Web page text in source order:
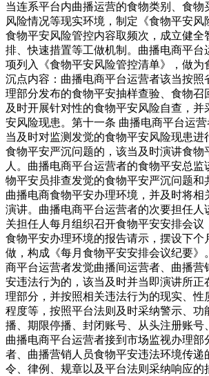
当连系平台内曲播运营的食物类别、食物
风险情况等现实环境，制定《食物平安风
食物平安风险管控内容取频次，成立健全
排、快速措置等工做机制。曲播电商平台
项列入《食物平安风险管控清单》，做为
沉点内容：曲播电商平台运营者该当按照
理部分发布的食物平安抽样查验、食物召
及时开展针对性的食物平安风险自查，并
安风险现患。第十一条 曲播电商平台运
当及时对监测发觉的食物平安风险现患进
食物平安严沉问题的，该当及时演讲食物
人。曲播电商平台运营者的食物平安总监
物平安员排查发觉的食物平安严沉问题和
曲播电商食物平安办理环境，并及时将相
演讲。曲播电商平台运营者的次要担任人
关担任人每月组织召开食物平安安排会议
食物平安办理环境的报告请示，摆设下个
做，构成《每月食物平安安排会议纪要》
商平台运营者发觉曲播间运营者、曲播营
安违法行为的，该当及时并当即演讲所正
理部分，并按照相关违法行为的现实、性
程度等，按照平台法则及时采纳警示、功
播、期限停播、封闭账号、从头注册账号
曲播电商平台运营者接到市场监视办理部
者、曲播营销人员食物平安违法环境传递
令、律例、规章以及平台法则采纳响应的